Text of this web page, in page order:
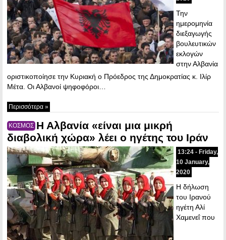
Την
ημερομηνία
διεξαγωγής
βουλευτικών
εκλογών
στην Αλβανία
οριστικοποίησε την Κυριακή ο Πρόεδρος της Δημοκρατίας κ. Ιλίρ
Μέτα. Οι Αλβανοί ψηφοφόροι…
Περισσότερα »
ΚΟΣΜΟΣ Η Αλβανία «είναι μια μικρή
διαβολική χώρα» λέει ο ηγέτης του Ιράν
13:24 - Friday,
10 January,
2020
Η δήλωση
του Ιρανού
ηγέτη Αλί
Χαμενεΐ που